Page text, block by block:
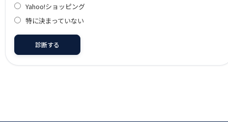
Yahoo!ショッピング
特に決まっていない
診断する